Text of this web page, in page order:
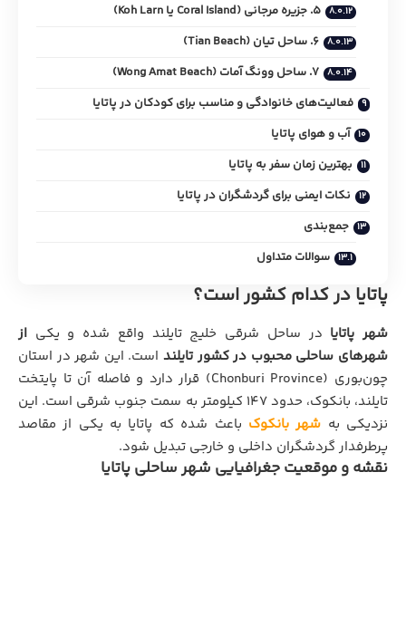
۵. جزیره مرجانی (Coral Island یا Koh Larn)
۶. ساحل تیان (Tian Beach)
۷. ساحل وونگ آمات (Wong Amat Beach)
فعالیت‌های خانوادگی و مناسب برای کودکان در پاتایا
آب و هوای پاتایا
بهترین زمان سفر به پاتایا
نکات ایمنی برای گردشگران در پاتایا
جمع‌بندی
سوالات متداول
پاتایا در کدام کشور است؟
شهر پاتایا در ساحل شرقی خلیج تایلند واقع شده و یکی از
شهرهای ساحلی محبوب در کشور تایلند است. این شهر در استان
چون‌بوری (Chonburi Province) قرار دارد و فاصله آن تا پایتخت
تایلند، بانکوک، حدود ۱۴۷ کیلومتر به سمت جنوب شرقی است. این
نزدیکی به شهر بانکوک باعث شده که پاتایا به یکی از مقاصد
پرطرفدار گردشگران داخلی و خارجی تبدیل شود.
نقشه و موقعیت جغرافیایی شهر ساحلی پاتایا